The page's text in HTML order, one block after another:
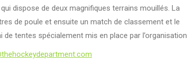
dispose de deux magnifiques terrains mouillés. La
de poule et ensuite un match de classement et le
tentes spécialement mis en place par l’organisation